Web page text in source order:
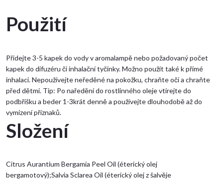
Použití
Přidejte 3-5 kapek do vody v aromalampě nebo požadovaný počet
kapek do difuzéru či inhalační tyčinky. Možno použít také k přímé
inhalaci. Nepoužívejte neředěné na pokožku, chraňte oči a chraňte
před dětmi. Tip: Po naředění do rostlinného oleje vtírejte do
podbřišku a beder 1-3krát denně a používejte dlouhodobě až do
vymizení příznaků.
Složení
Citrus Aurantium Bergamia Peel Oil (éterický olej
bergamotový);Salvia Sclarea Oil (éterický olej z šalvěje